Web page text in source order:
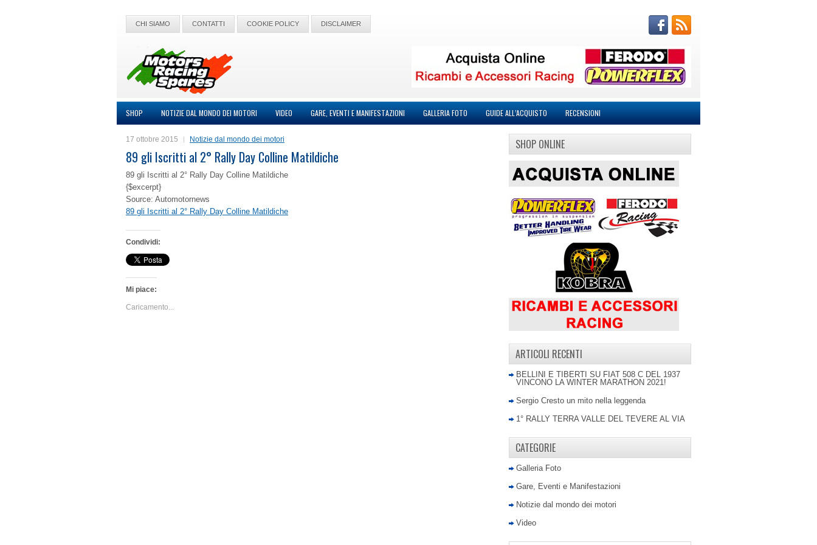
CHI SIAMO CONTATTI COOKIE POLICY DISCLAIMER
SHOP NOTIZIE DAL MONDO DEI MOTORI VIDEO GARE, EVENTI E MANIFESTAZIONI GALLERIA FOTO GUIDE ALL’ACQUISTO RECENSIONI
17 ottobre 2015 Notizie dal mondo dei motori
89 gli Iscritti al 2° Rally Day Colline Matildiche
89 gli Iscritti al 2° Rally Day Colline Matildiche
{$excerpt}
Source: Automotornews
89 gli Iscritti al 2° Rally Day Colline Matildiche
Condividi:
Mi piace:
Caricamento...
SHOP ONLINE
ARTICOLI RECENTI
BELLINI E TIBERTI SU FIAT 508 C DEL 1937
VINCONO LA WINTER MARATHON 2021!
Sergio Cresto un mito nella leggenda
1° RALLY TERRA VALLE DEL TEVERE AL VIA
CATEGORIE
Galleria Foto
Gare, Eventi e Manifestazioni
Notizie dal mondo dei motori
Video